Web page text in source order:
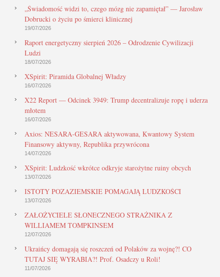
„Świadomość widzi to, czego mózg nie zapamiętał” — Jarosław
Dobrucki o życiu po śmierci klinicznej
19/07/2026
Raport energetyczny sierpień 2026 – Odrodzenie Cywilizacji
Ludzi
18/07/2026
XSpirit: Piramida Globalnej Władzy
16/07/2026
X22 Report — Odcinek 3949: Trump decentralizuje ropę i uderza
młotem
16/07/2026
Axios: NESARA-GESARA aktywowana, Kwantowy System
Finansowy aktywny, Republika przywrócona
14/07/2026
XSpirit: Ludzkość wkrótce odkryje starożytne ruiny obcych
13/07/2026
ISTOTY POZAZIEMSKIE POMAGAJĄ LUDZKOŚCI
13/07/2026
ZAŁOŻYCIELE SŁONECZNEGO STRAŻNIKA Z
WILLIAMEM TOMPKINSEM
12/07/2026
Ukraińcy domagają się roszczeń od Polaków za wojnę?! CO
TUTAJ SIĘ WYRABIA?! Prof. Osadczy u Roli!
11/07/2026